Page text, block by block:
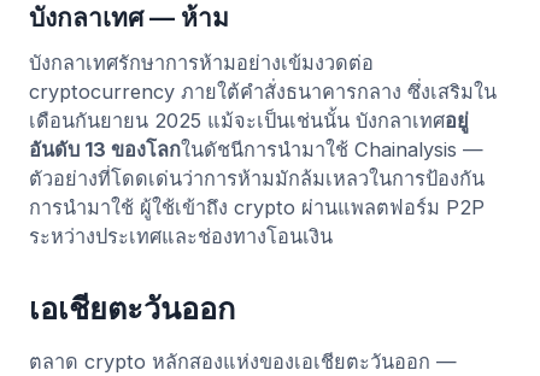
บังกลาเทศ — ห้าม
บังกลาเทศรักษาการห้ามอย่างเข้มงวดต่อ
cryptocurrency ภายใต้คำสั่งธนาคารกลาง ซึ่งเสริมใน
เดือนกันยายน 2025 แม้จะเป็นเช่นนั้น บังกลาเทศอยู่
อันดับ 13 ของโลกในดัชนีการนำมาใช้ Chainalysis —
ตัวอย่างที่โดดเด่นว่าการห้ามมักล้มเหลวในการป้องกัน
การนำมาใช้ ผู้ใช้เข้าถึง crypto ผ่านแพลตฟอร์ม P2P
ระหว่างประเทศและช่องทางโอนเงิน
เอเชียตะวันออก
ตลาด crypto หลักสองแห่งของเอเชียตะวันออก —